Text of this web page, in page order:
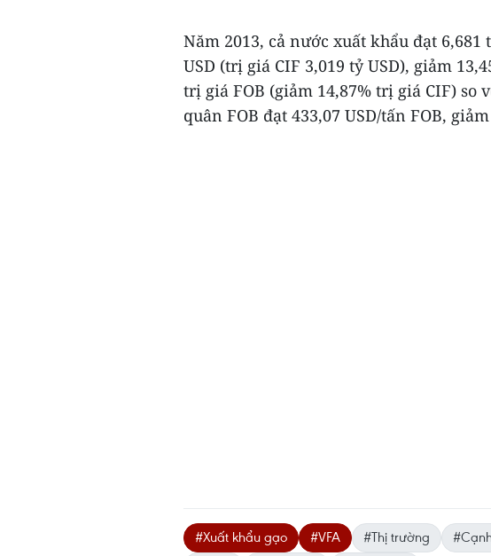
Năm 2013, cả nước xuất khẩu đạt
USD (trị giá CIF 3,019 tỷ USD), giảm
trị giá FOB (giảm 14,87% trị giá CIF) so
quân FOB đạt 433,07 USD/tấn FOB,
#Xuất khẩu gạo #VFA #Thị trường